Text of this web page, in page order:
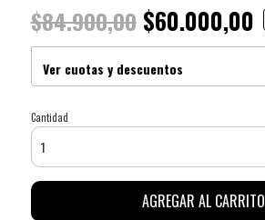
$84.900,00$60.000,00
Ver cuotas y descuentos
Cantidad
AGREGAR AL CARRITO